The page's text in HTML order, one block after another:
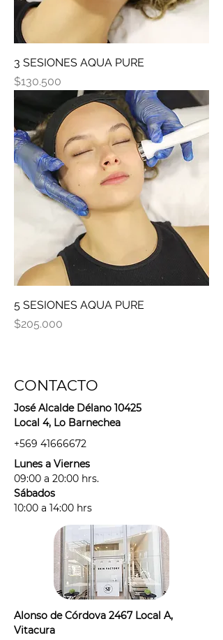
3 SESIONES AQUA PURE
Precio
$130.500
5 SESIONES AQUA PURE
Precio
$205.000
CONTACTO
José Alcalde Délano 10425
Local 4, Lo Barnechea
+569 41666672
Lunes a Viernes
09:00 a 20:00 hrs.
Sábados
10:00 a 14:00 hrs
Alonso de Córdova 2467 Local A,
Vitacura